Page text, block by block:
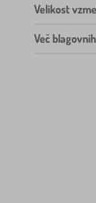
Velikost
Več